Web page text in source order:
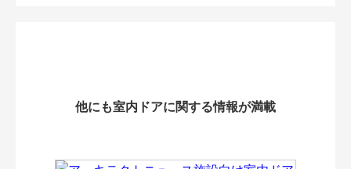
他にも室内ドアに関する情報が満載